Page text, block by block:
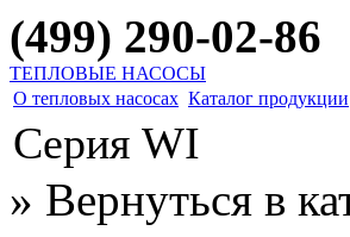
(499) 290-02-86
ТЕПЛОВЫЕ НАСОСЫ
О тепловых насосах Каталог продукции
Серия WI
» Вернуться в